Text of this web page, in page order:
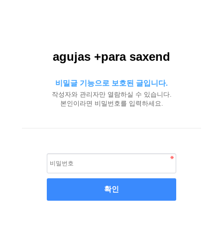
agujas +para saxend
비밀글 기능으로 보호된 글입니다.
작성자와 관리자만 열람하실 수 있습니다.
본인이라면 비밀번호를 입력하세요.